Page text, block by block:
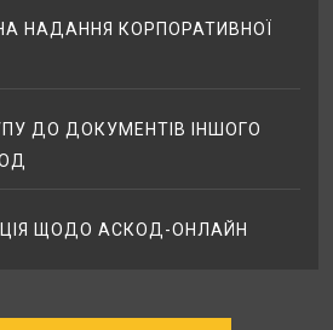
НАДАННЯ КОРПОРАТИВНОЇ
ДО ДОКУМЕНТІВ ІНШОГО
ЩОДО АСКОД-ОНЛАЙН